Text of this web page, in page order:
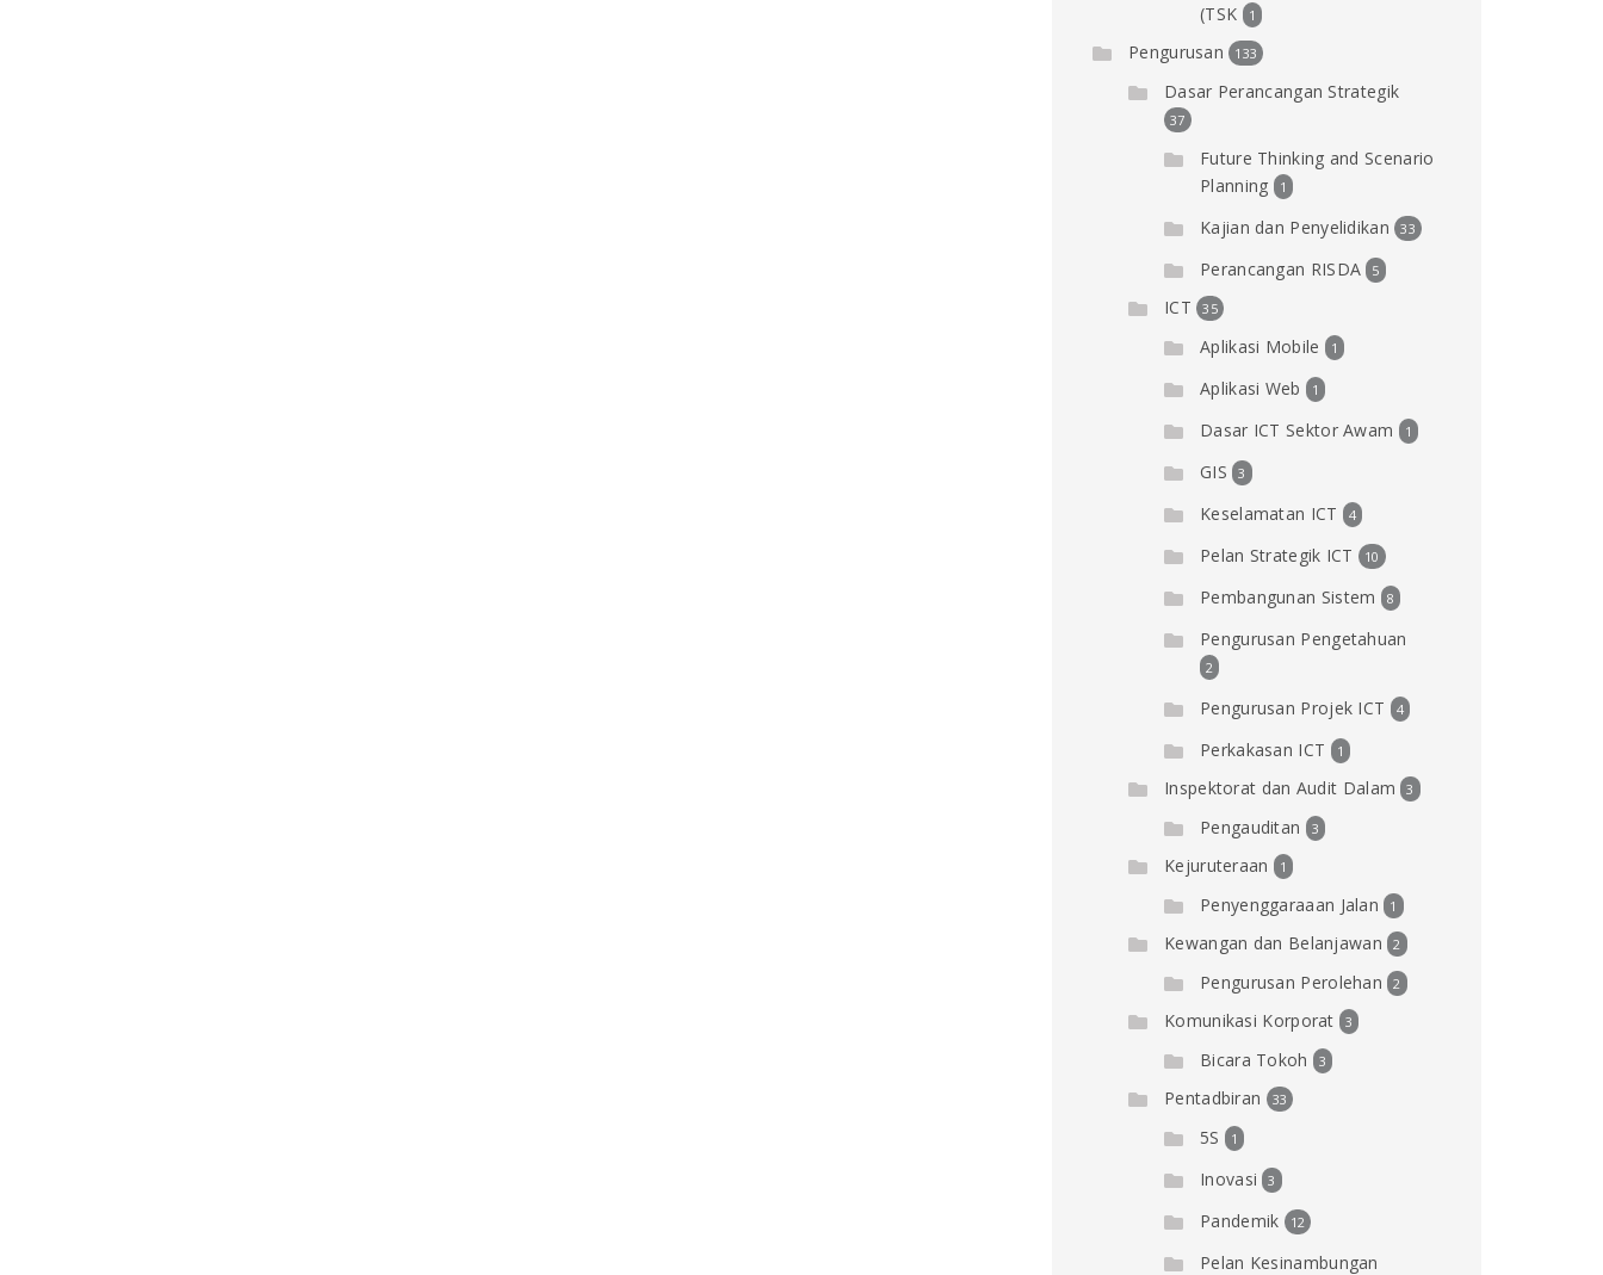
(TSK 1
Pengurusan 133
Dasar Perancangan Strategik
37
Future Thinking and Scenario
Planning
1
Kajian dan Penyelidikan 33
Perancangan RISDA 5
ICT 35
Aplikasi Mobile 1
Aplikasi Web 1
Dasar ICT Sektor Awam 1
GIS 3
Keselamatan ICT 4
Pelan Strategik ICT 10
Pembangunan Sistem 8
Pengurusan Pengetahuan
2
Pengurusan Projek ICT 4
Perkakasan ICT 1
Inspektorat dan Audit Dalam 3
Pengauditan 3
Kejuruteraan 1
Penyenggaraaan Jalan 1
Kewangan dan Belanjawan 2
Pengurusan Perolehan 2
Komunikasi Korporat 3
Bicara Tokoh 3
Pentadbiran 33
5S 1
Inovasi 3
Pandemik 12
Pelan Kesinambungan